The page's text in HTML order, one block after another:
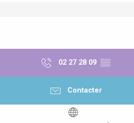
02 27 28 09 ▒▒
Contacter